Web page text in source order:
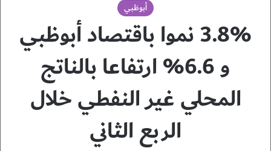
أبوظبي
3.8% نموا باقتصاد أبوظبي
و 6.6% ارتفاعا بالناتج
المحلي غير النفطي خلال
الربع الثاني